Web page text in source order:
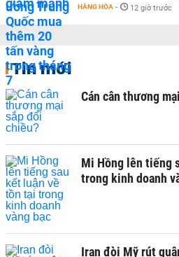
HÀNG HÓA - 12 giờ trước
Tin mới
Cán cân thương
Mi Hồng lên tiếng
trong kinh doanh
Iran đòi Mỹ rút